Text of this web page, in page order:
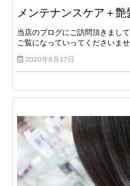
メンテナンスケア＋艶
当店のブログにご訪問頂きまし
ご覧になっていってください
2020年8月17日